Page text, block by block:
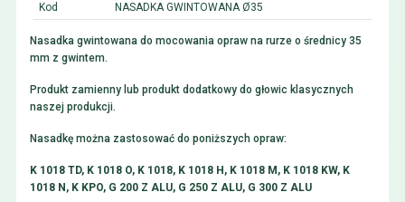
Kod NASADKA GWINTOWANA Ø35
Nasadka gwintowana do mocowania opraw na rurze o średnicy 35
mm z gwintem.
Produkt zamienny lub produkt dodatkowy do głowic klasycznych
naszej produkcji.
Nasadkę można zastosować do poniższych opraw:
K 1018 TD, K 1018 O, K 1018, K 1018 H, K 1018 M, K 1018 KW, K
1018 N, K KPO, G 200 Z ALU, G 250 Z ALU, G 300 Z ALU